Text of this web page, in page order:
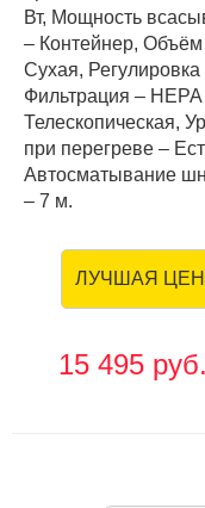
Вт, Мощность
– Контейнер,
Сухая,
Фильтрация –
Телескопическая,
при перегреве –
Автосматывание
– 7 м.
ЛУЧШАЯ
15 495 руб.